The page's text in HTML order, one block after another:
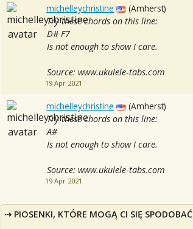
michelleychristine
(Amherst)
Try these chords on this line:
D# F7
Is not enough to show I care.
Source: www.ukulele-tabs.com
19 Apr 2021
michelleychristine
(Amherst)
Try these chords on this line:
A#
Is not enough to show I care.
Source: www.ukulele-tabs.com
19 Apr 2021
PIOSENKI, KTÓRE MOGĄ CI SIĘ SPODOBAĆ